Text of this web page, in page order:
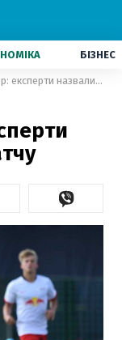
БІЗНЕС
Лейпциг – Вердер: експерти назвали фаворита матчу